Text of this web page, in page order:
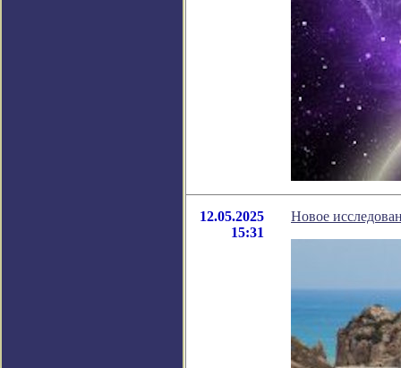
12.05.2025
15:31
Новое